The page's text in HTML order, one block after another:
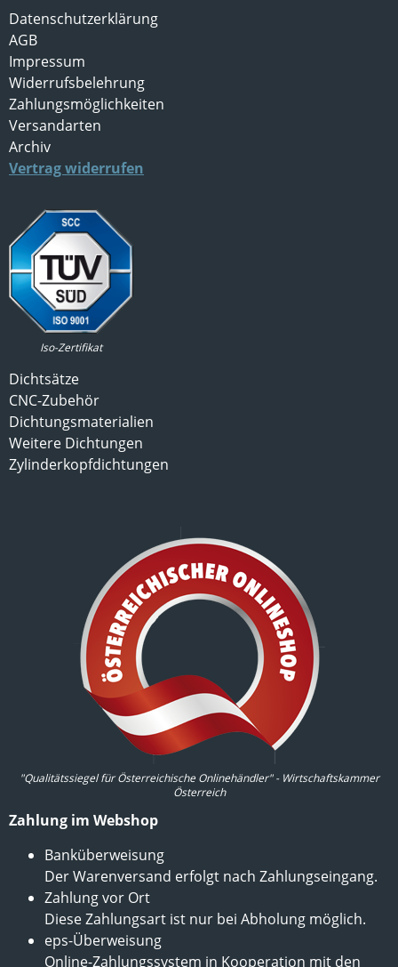
Datenschutzerklärung
AGB
Impressum
Widerrufsbelehrung
Zahlungsmöglichkeiten
Versandarten
Archiv
Vertrag widerrufen
Iso-Zertifikat
Dichtsätze
CNC-Zubehör
Dichtungsmaterialien
Weitere Dichtungen
Zylinderkopfdichtungen
"Qualitätssiegel für Österreichische Onlinehändler" - Wirtschaftskammer
Österreich
Zahlung im Webshop
Banküberweisung
Der Warenversand erfolgt nach Zahlungseingang.
Zahlung vor Ort
Diese Zahlungsart ist nur bei Abholung möglich.
eps-Überweisung
Online-Zahlungssystem in Kooperation mit den